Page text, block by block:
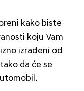
kako biste
koju Vam
izrađeni od
da će se